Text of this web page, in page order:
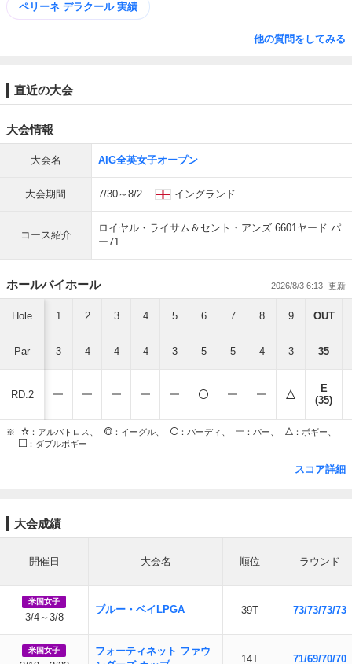
ペリーネ デラクール 実績
他の質問をしてみる
直近の大会
大会情報
大会名 AIG全英女子オープン
大会期間 7/30～8/2 イングランド
コース紹介
ロイヤル・ライサム＆セント・アンズ 6601ヤード パ
ー71
ホールバイホール 2026/8/3 6:13
Hole
Par
RD.2
1 2 3 4 5 6 7 8 9 OUT
3 4 4 4 3 5 5 4 3 35
E
(35)
※ ：アルバトロス、 ：イーグル、 ：バーディ、 ：パー、
：ボギー、
：ダブルボギー
スコア詳細
大会成績
開催日 大会名 順位 ラウンド
米国女子
3/4～3/8
ブルー・ベイLPGA 39T 73/73/73/73
米国女子
フォーティネット ファウ
14T 71/69/70/70